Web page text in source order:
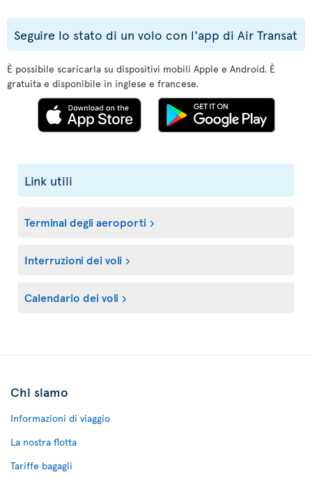
Seguire lo stato di un volo con l'app di Air Transat
È possibile scaricarla su dispositivi mobili Apple e Android. È
gratuita e disponibile in inglese e francese.
Link utili
Terminal degli aeroporti
Interruzioni dei voli
Calendario dei voli
Chi siamo
Informazioni di viaggio
La nostra flotta
Tariffe bagagli